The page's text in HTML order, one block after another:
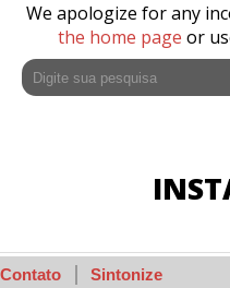
We apologize for any
the home page or
Contato Sintonize